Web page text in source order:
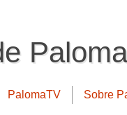
PalomaTV Sobre